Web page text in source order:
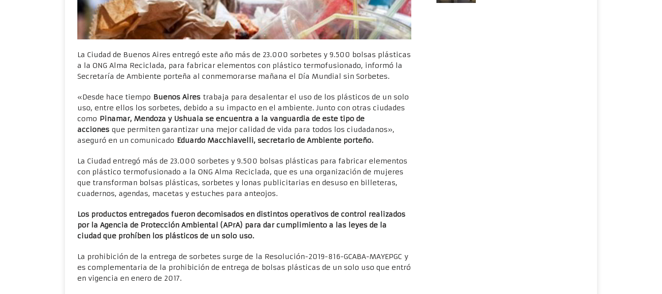
La Ciudad de Buenos Aires entregó este año más de 23.000 sorbetes y 9.500 bolsas plásticas
a la ONG Alma Reciclada, para fabricar elementos con plástico termofusionado, informó la
Secretaría de Ambiente porteña al conmemorarse mañana el Día Mundial sin Sorbetes.
«Desde hace tiempo Buenos Aires trabaja para desalentar el uso de los plásticos de un solo
uso, entre ellos los sorbetes, debido a su impacto en el ambiente. Junto con otras ciudades
como Pinamar, Mendoza y Ushuaia se encuentra a la vanguardia de este tipo de
acciones que permiten garantizar una mejor calidad de vida para todos los ciudadanos»,
aseguró en un comunicado Eduardo Macchiavelli, secretario de Ambiente porteño.
La Ciudad entregó más de 23.000 sorbetes y 9.500 bolsas plásticas para fabricar elementos
con plástico termofusionado a la ONG Alma Reciclada, que es una organización de mujeres
que transforman bolsas plásticas, sorbetes y lonas publicitarias en desuso en billeteras,
cuadernos, agendas, macetas y estuches para anteojos.
Los productos entregados fueron decomisados en distintos operativos de control realizados
por la Agencia de Protección Ambiental (APrA) para dar cumplimiento a las leyes de la
ciudad que prohíben los plásticos de un solo uso.
La prohibición de la entrega de sorbetes surge de la Resolución-2019-816-GCABA-MAYEPGC y
es complementaria de la prohibición de entrega de bolsas plásticas de un solo uso que entró
en vigencia en enero de 2017.